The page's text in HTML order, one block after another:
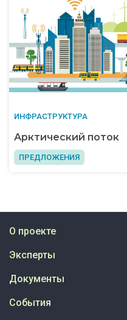
ИНФРАСТРУКТУРА
Арктический поток
ПРЕДЛОЖЕНИЯ
О проекте
Эксперты
Документы
События